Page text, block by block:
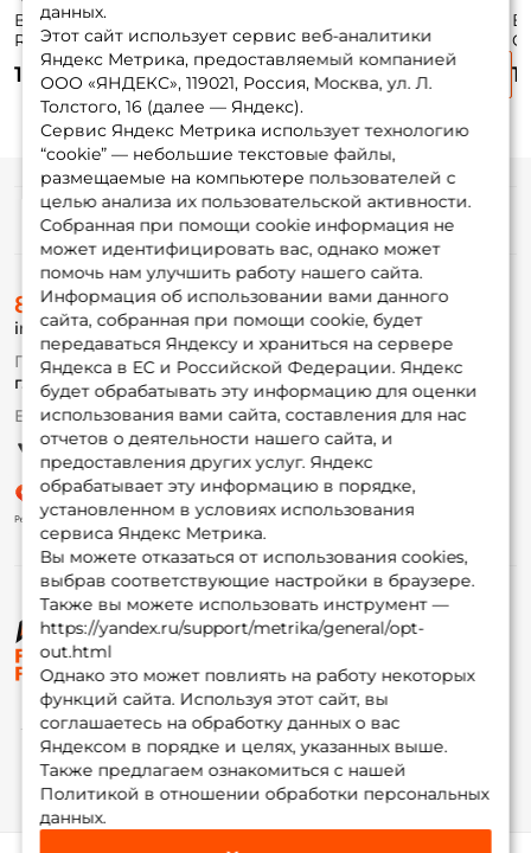
Воблер Zipbaits
Rigge 35f 3,5см.
2гр. 510R до 0,8м.
floating
1 750 ₽
Khamsin 70 Sr 7см.
9,5гр. #510R до
1,5м. suspending
1 790 ₽
Squad Minnow 65
6,5см. 5,8гр. matt
tiger до 1м.
1 670 ₽ 1
данных.
Этот сайт использует сервис веб-аналитики
Яндекс Метрика, предоставляемый компанией
ООО «ЯНДЕКС», 119021, Россия, Москва, ул. Л.
Толстого, 16 (далее — Яндекс).
Сервис Яндекс Метрика использует технологию
“cookie” — небольшие текстовые файлы,
размещаемые на компьютере пользователей с
целью анализа их пользовательской активности.
Собранная при помощи cookie информация не
может идентифицировать вас, однако может
помочь нам улучшить работу нашего сайта.
Информация об использовании вами данного
сайта, собранная при помощи cookie, будет
передаваться Яндексу и храниться на сервере
Яндекса в ЕС и Российской Федерации. Яндекс
будет обрабатывать эту информацию для оценки
использования вами сайта, составления для нас
отчетов о деятельности нашего сайта, и
предоставления других услуг. Яндекс
обрабатывает эту информацию в порядке,
установленном в условиях использования
сервиса Яндекс Метрика.
Вы можете отказаться от использования cookies,
выбрав соответствующие настройки в браузере.
Также вы можете использовать инструмент —
https://yandex.ru/support/metrika/general/opt-
out.html
Однако это может повлиять на работу некоторых
функций сайта. Используя этот сайт, вы
соглашаетесь на обработку данных о вас
Яндексом в порядке и целях, указанных выше.
Также предлагаем ознакомиться с нашей
Политикой в отношении обработки персональных
данных.
© ФоксФишинг, 2009-2026
Информация
О магазине
Доставка
Оплата
Fox-bonus
Гуру
Партнерская программа
8 (495) 532-77-88
info@foxfishing.ru
По вопросам с заказом
г. Москва, ул. Плеханова д.7
Ежедневно 10:00 до 20:00